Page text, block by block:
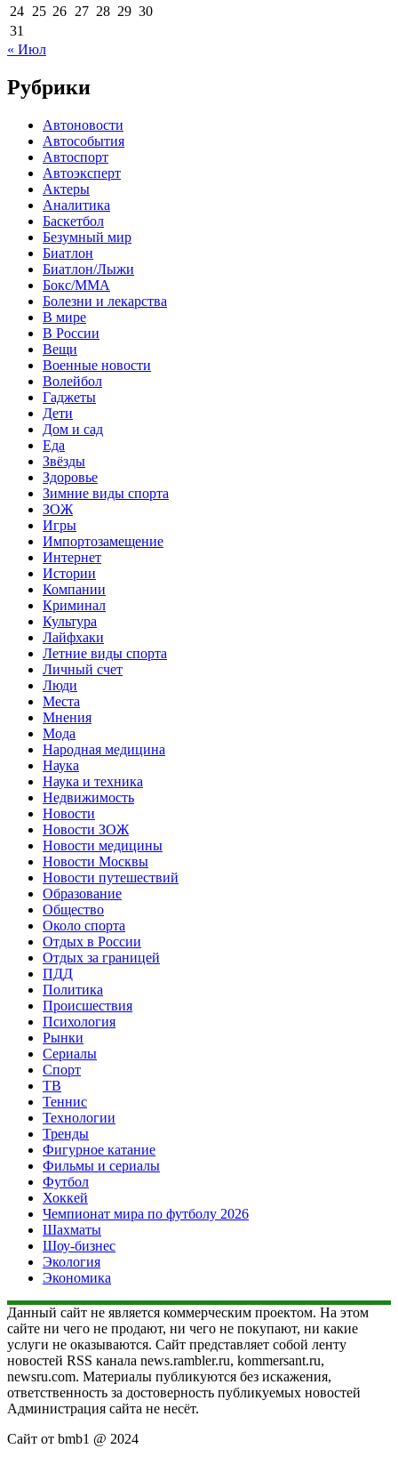
24 25 26 27 28 29 30
31
« Июл
Рубрики
Автоновости
Автособытия
Автоспорт
Автоэксперт
Актеры
Аналитика
Баскетбол
Безумный мир
Биатлон
Биатлон/Лыжи
Бокс/MMA
Болезни и лекарства
В мире
В России
Вещи
Военные новости
Волейбол
Гаджеты
Дети
Дом и сад
Еда
Звёзды
Здоровье
Зимние виды спорта
ЗОЖ
Игры
Импортозамещение
Интернет
Истории
Компании
Криминал
Культура
Лайфхаки
Летние виды спорта
Личный счет
Люди
Места
Мнения
Мода
Народная медицина
Наука
Наука и техника
Недвижимость
Новости
Новости ЗОЖ
Новости медицины
Новости Москвы
Новости путешествий
Образование
Общество
Около спорта
Отдых в России
Отдых за границей
ПДД
Политика
Происшествия
Психология
Рынки
Сериалы
Спорт
ТВ
Теннис
Технологии
Тренды
Фигурное катание
Фильмы и сериалы
Футбол
Хоккей
Чемпионат мира по футболу 2026
Шахматы
Шоу-бизнес
Экология
Экономика
Данный сайт не является коммерческим проектом. На этом
сайте ни чего не продают, ни чего не покупают, ни какие
услуги не оказываются. Сайт представляет собой ленту
новостей RSS канала news.rambler.ru, kommersant.ru,
newsru.com. Материалы публикуются без искажения,
ответственность за достоверность публикуемых новостей
Администрация сайта не несёт.
Сайт от bmb1 @ 2024